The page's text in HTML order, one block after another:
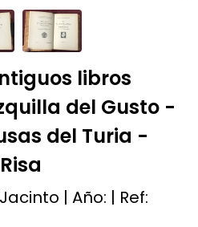
libros
del Gusto -
del Turia -
| Año: | Ref: